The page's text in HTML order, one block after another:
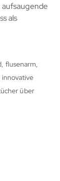
aufsaugende
als
flusenarm,
innovative
über